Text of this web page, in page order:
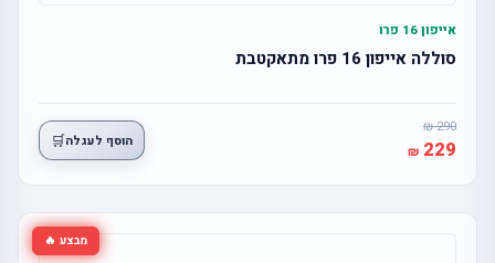
אייפון 16 פרו
סוללה אייפון 16 פרו מתאקטבת
290
229 הוסף לעגלה🛒
מבצע 🔥